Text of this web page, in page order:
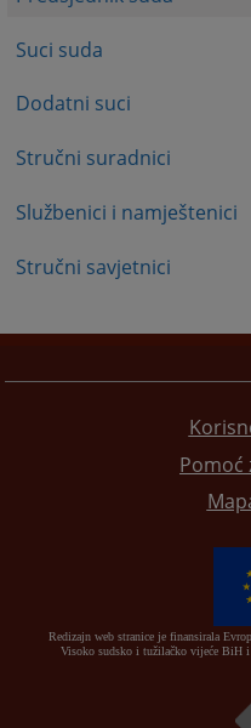
Suci suda
Dodatni suci
Stručni suradnici
Službenici i namještenici
Stručni savjetnici
Pomoć
Redizajn web stranice je finansirala
Visoko sudsko i tužilačko vijeće BiH i